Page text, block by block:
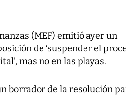
(MEF) emitió ayer un
de ‘suspender el
mas no en las playas.
borrador de la resolución